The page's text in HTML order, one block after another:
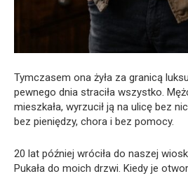
Tymczasem ona żyła za granicą
pewnego dnia straciła wszystko.
mieszkała, wyrzucił ją na ulicę bez
bez pieniędzy, chora i bez pomocy.
20 lat później wróciła do naszej
Pukała do moich drzwi. Kiedy je